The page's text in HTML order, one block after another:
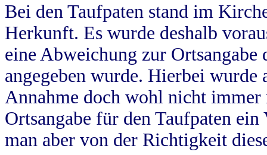
Bei den Taufpaten stand im
Herkunft. Es wurde deshalb
eine Abweichung zur
angegeben wurde. Hierbei wurde
Annahme doch wohl nicht
Ortsangabe für den Taufpaten
man aber von der Richtigkeit